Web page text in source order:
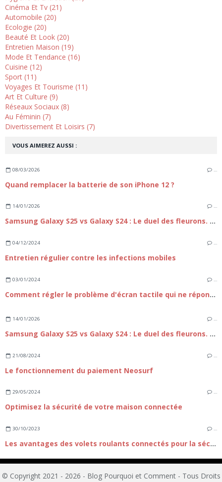
VOUS AIMEREZ AUSSI :
08/03/2026 …
Quand remplacer la batterie de son iPhone 12 ?
14/01/2026 …
Samsung Galaxy S25 vs Galaxy S24 : Le duel des fleurons. Faut-il passer à la nouvelle génération ?
04/12/2024 …
Entretien régulier contre les infections mobiles
03/01/2024
Comment régler le problème d'écran tactile qui ne répond plus sur iPhone 15 ?
14/01/2026 …
Samsung Galaxy S25 vs Galaxy S24 : Le duel des fleurons. Faut-il passer à la nouvelle génération ?
21/08/2024 …
Le fonctionnement du paiement Neosurf
29/05/2024 …
Optimisez la sécurité de votre maison connectée
30/10/2023 …
Les avantages des volets roulants connectés pour la sécurité
Cinéma Et Tv (21)
Automobile (20)
Ecologie (20)
Beauté Et Look (20)
Entretien Maison (19)
Mode Et Tendance (16)
Cuisine (12)
Sport (11)
Voyages Et Tourisme (11)
Art Et Culture (9)
Réseaux Sociaux (8)
Au Féminin (7)
Divertissement Et Loisirs (7)
© Copyright 2021 - 2026 - Blog Pourquoi et Comment - Tous Droits